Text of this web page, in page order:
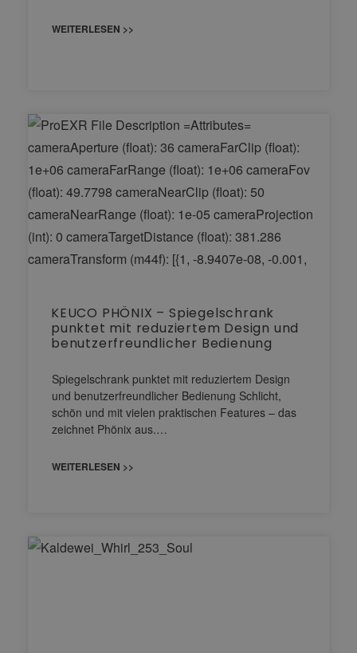
WEITERLESEN >>
KEUCO PHÖNIX – Spiegelschrank
punktet mit reduziertem Design und
benutzerfreundlicher Bedienung
Spiegelschrank punktet mit reduziertem Design
und benutzerfreundlicher Bedienung Schlicht,
schön und mit vielen praktischen Features – das
zeichnet Phönix aus.…
WEITERLESEN >>